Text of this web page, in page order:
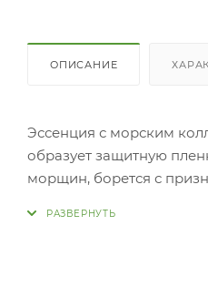
ОПИСАНИЕ
Эссенция с морским
образует защитную
морщин, борется с